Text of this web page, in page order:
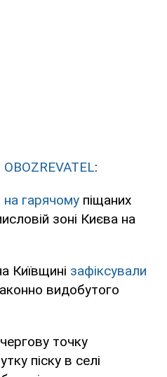
OBOZREVATEL:
на гарячому піщаних
зоні Києва на
Київщині зафіксували
видобутого
чергову точку
піску в селі